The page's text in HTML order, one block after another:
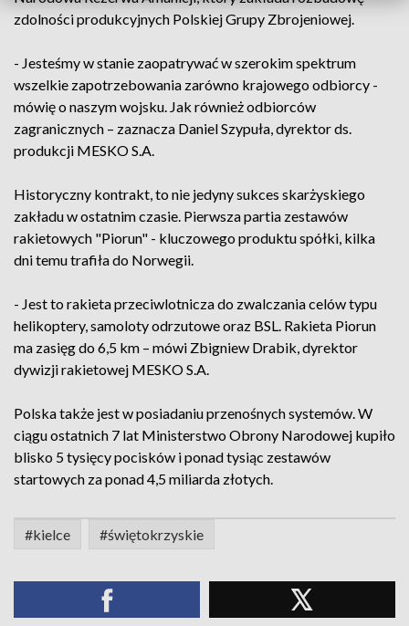
zdolności produkcyjnych Polskiej Grupy Zbrojeniowej.
- Jesteśmy w stanie zaopatrywać w szerokim spektrum
wszelkie zapotrzebowania zarówno krajowego odbiorcy -
mówię o naszym wojsku. Jak również odbiorców
zagranicznych – zaznacza Daniel Szypuła, dyrektor ds.
produkcji MESKO S.A.
Historyczny kontrakt, to nie jedyny sukces skarżyskiego
zakładu w ostatnim czasie. Pierwsza partia zestawów
rakietowych "Piorun" - kluczowego produktu spółki, kilka
dni temu trafiła do Norwegii.
- Jest to rakieta przeciwlotnicza do zwalczania celów typu
helikoptery, samoloty odrzutowe oraz BSL. Rakieta Piorun
ma zasięg do 6,5 km – mówi Zbigniew Drabik, dyrektor
dywizji rakietowej MESKO S.A.
Polska także jest w posiadaniu przenośnych systemów. W
ciągu ostatnich 7 lat Ministerstwo Obrony Narodowej kupiło
blisko 5 tysięcy pocisków i ponad tysiąc zestawów
startowych za ponad 4,5 miliarda złotych.
#kielce #świętokrzyskie